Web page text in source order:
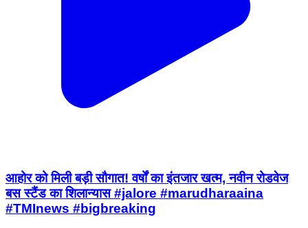
आहोर को मिली बड़ी सौगात! वर्षों का इंतजार खत्म, नवीन रोडवेज
बस स्टैंड का शिलान्यास #jalore #marudharaaina
#TMInews #bigbreaking